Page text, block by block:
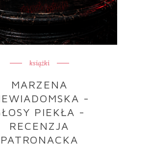
książki
MARZENA
-
PIEKŁA -
RECENZJA
PATRONACKA